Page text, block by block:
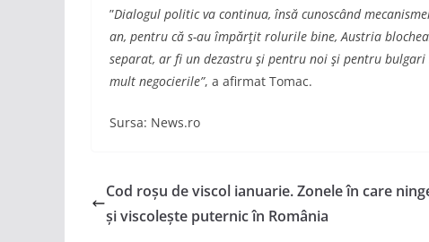
”Dialogul politic va continua, însă cunoscând
an, pentru că s-au împărţit rolurile bine, Austria
separat, ar fi un dezastru şi pentru noi şi pentru
mult negocierile”, a afirmat Tomac.
Sursa: News.ro
Cod roșu de viscol ianuarie. Zonele în care
și viscolește puternic în România